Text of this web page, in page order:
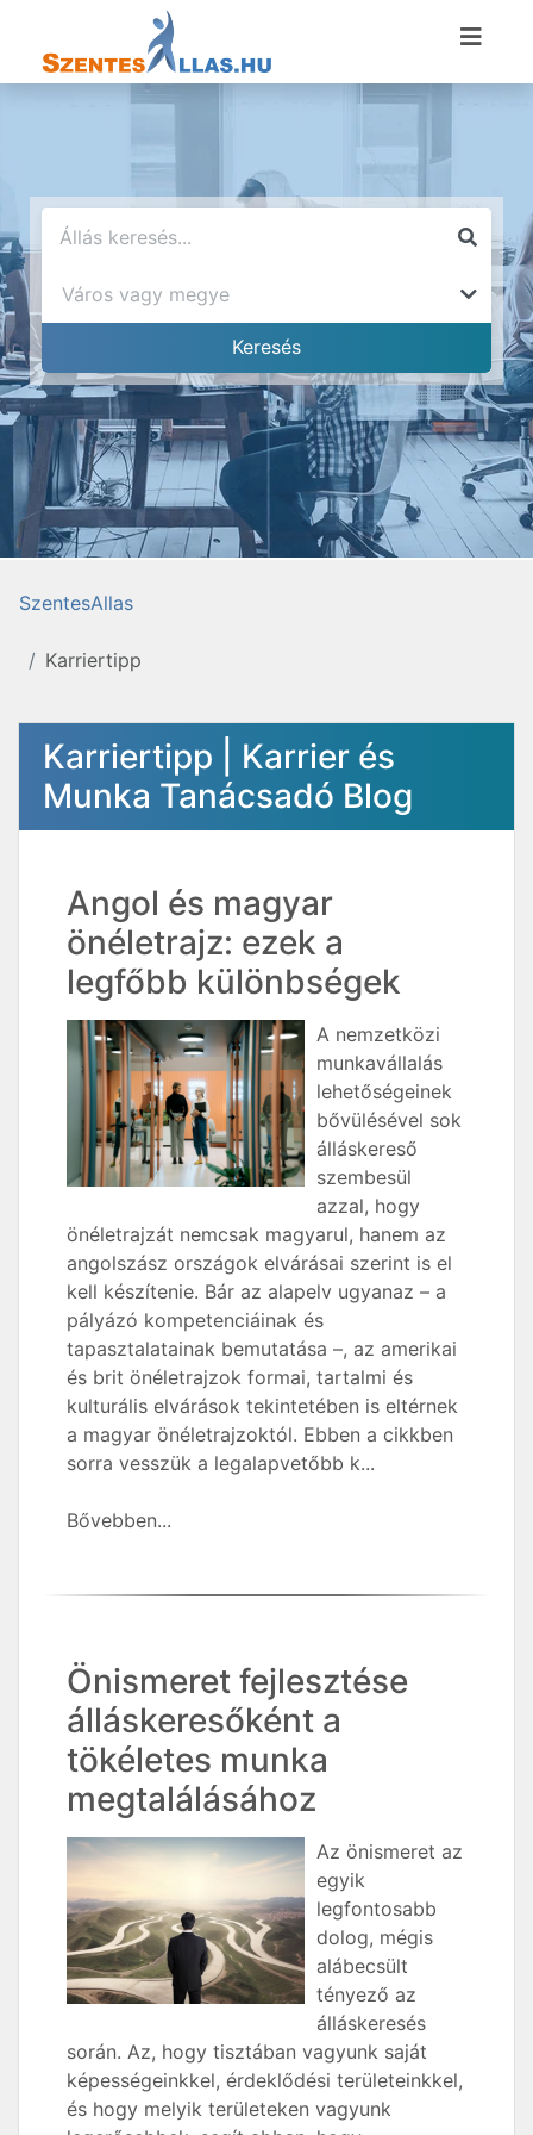
SzentesAllas
Karriertipp
Karriertipp | Karrier és
Munka Tanácsadó Blog
Angol és magyar
önéletrajz: ezek a
legfőbb különbségek
A nemzetközi
munkavállalás
lehetőségeinek
bővülésével sok
álláskereső
szembesül
azzal, hogy
önéletrajzát nemcsak magyarul, hanem az
angolszász országok elvárásai szerint is el
kell készítenie. Bár az alapelv ugyanaz – a
pályázó kompetenciáinak és
tapasztalatainak bemutatása –, az amerikai
és brit önéletrajzok formai, tartalmi és
kulturális elvárások tekintetében is eltérnek
a magyar önéletrajzoktól. Ebben a cikkben
sorra vesszük a legalapvetőbb k...
Bővebben...
Önismeret fejlesztése
álláskeresőként a
tökéletes munka
megtalálásához
Az önismeret az
egyik
legfontosabb
dolog, mégis
alábecsült
tényező az
álláskeresés
során. Az, hogy tisztában vagyunk saját
képességeinkkel, érdeklődési területeinkkel,
és hogy melyik területeken vagyunk